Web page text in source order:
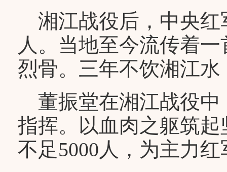
湘江战役后，中央红
人。当地至今流传着
烈骨。三年不饮湘江
董振堂在湘江战役中
指挥。以血肉之躯筑
不足5000人，为主力